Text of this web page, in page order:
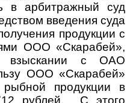
в арбитражный суд
введения суда
продукции с
ООО «Скарабей»,
взыскании с ОАО
ООО «Скарабей»
рыбной продукции в
рублей. С этого